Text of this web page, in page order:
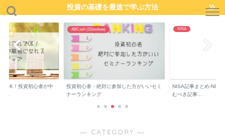
投資の基礎を最速で学ぶ方法
OK！投資初心者が中
ABCash (旧bookee)
投資初心者・絶対に参加した方がいいセミ
ナーランキング
NISA
NISA記事まとめ-NISA
むべき記事...
― CATEGORY ―